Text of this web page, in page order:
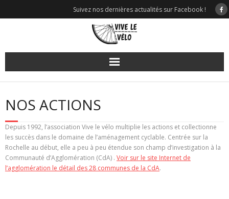
Suivez nos dernières actualités sur Facebook !
NOS ACTIONS
Depuis 1992, l’association Vive le vélo multiplie les actions et collectionne
les succès dans le domaine de l’aménagement cyclable. Centrée sur la
Rochelle au début, elle a peu à peu étendue son champ d’investigation à la
Communauté d’Agglomération (CdA) . Voir sur le site Internet de
l’agglomération le détail des 28 communes de la CdA.